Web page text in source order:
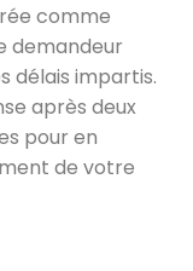
comme
demandeur
délais impartis.
après deux
pour en
de votre